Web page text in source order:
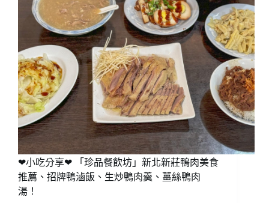
❤小吃分享❤ 「珍品餐飲坊」新北新莊鴨肉美食
推薦、招牌鴨滷飯、生炒鴨肉羹、薑絲鴨肉
湯！